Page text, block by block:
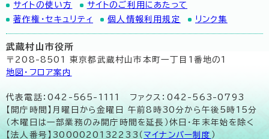
サイトの使い方
サイトのご利用にあたって
著作権・セキュリティ
個人情報利用規定 リンク集
武蔵村山市役所
〒208-8501 東京都武蔵村山市本町一丁目1番地の1
地図･フロア案内
代表電話：042-565-1111 ファクス：042-563-0793
【開庁時間】月曜日から金曜日 午前8時30分から午後5時15分
（木曜日は一部業務のみ開庁時間を延長）休日・年末年始を除く
【法人番号】3000020132233（ マイナンバー制度 ）